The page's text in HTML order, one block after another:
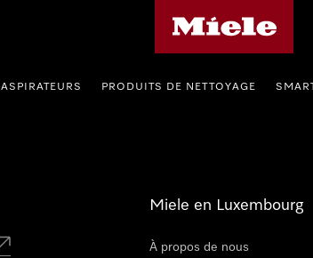
ASPIRATEURS PRODUITS DE NETTOYAGE
Miele en Luxembourg
À propos de nous